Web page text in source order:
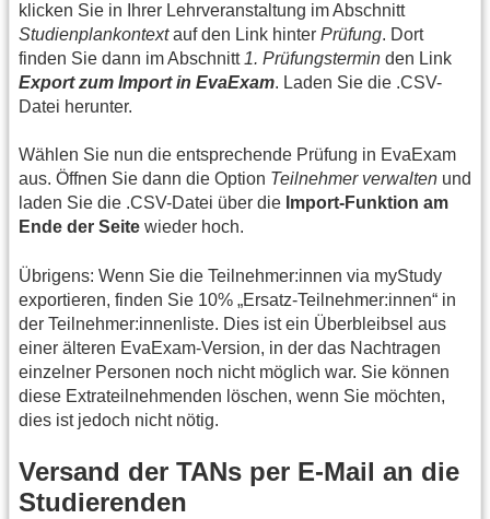
klicken Sie in Ihrer Lehrveranstaltung im Abschnitt
Studienplankontextauf den Link hinter Prüfung. Dort
finden Sie dann im Abschnitt 1. Prüfungstermin den Link
Export zum Import in EvaExam. Laden Sie die .CSV-
Datei herunter.
Wählen Sie nun die entsprechende Prüfung in EvaExam
aus. Öffnen Sie dann die Option Teilnehmer verwalten und
laden Sie die .CSV-Datei über die Import-Funktion am
Ende der Seite wieder hoch.
Übrigens: Wenn Sie die Teilnehmer:innen via myStudy
exportieren, finden Sie 10% „Ersatz-Teilnehmer:innen“ in
der Teilnehmer:innenliste. Dies ist ein Überbleibsel aus
einer älteren EvaExam-Version, in der das Nachtragen
einzelner Personen noch nicht möglich war. Sie können
diese Extrateilnehmenden löschen, wenn Sie möchten,
dies ist jedoch nicht nötig.
Versand der TANs per E-Mail an die
Studierenden